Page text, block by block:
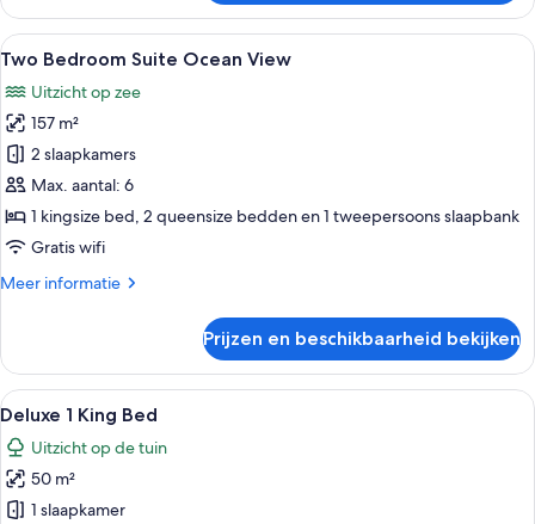
Bedroom
Ocean
View
Alle
foto's
voor
Two
Bedroom
Suite
Ocean
View
Een hotelkamer met een bed, een
15
Two Bedroom Suite Ocean View
Uitzicht op zee
157 m²
2 slaapkamers
Max. aantal: 6
1 kingsize bed, 2 queensize bedden en 1 tweepersoons slaapbank
Gratis wifi
Meer informatie
Meer
Bedroom
Suite
Ocean
View
Prijzen en beschikbaarheid bekijken
Alle
foto's
voor
Deluxe
Een slaapkamer met een bed,
7
Deluxe 1 King Bed
Uitzicht op de tuin
50 m²
1 slaapkamer